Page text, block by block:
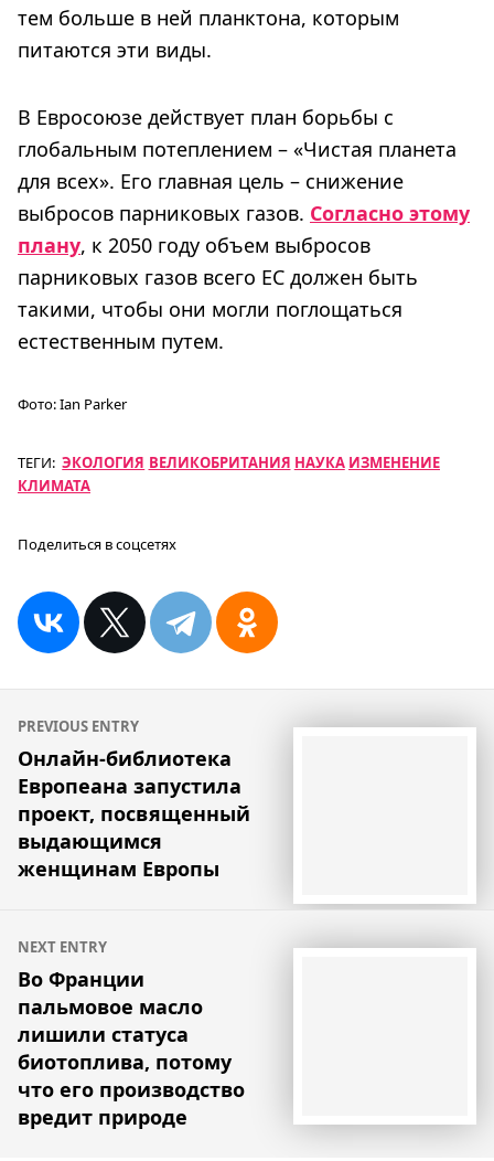
тем больше в ней планктона, которым
питаются эти виды.
В Евросоюзе действует план борьбы с
глобальным потеплением – «Чистая планета
для всех». Его главная цель – снижение
выбросов парниковых газов. Согласно этому
плану, к 2050 году объем выбросов
парниковых газов всего ЕС должен быть
такими, чтобы они могли поглощаться
естественным путем.
Фото:Ian Parker
ТЕГИ: ЭКОЛОГИЯ ВЕЛИКОБРИТАНИЯ НАУКА ИЗМЕНЕНИЕ
КЛИМАТА
Поделиться в соцсетях
Навигация
по
записям
PREVIOUS ENTRY
Онлайн-библиотека
Европеана запустила
проект, посвященный
выдающимся
женщинам Европы
NEXT ENTRY
Во Франции
пальмовое масло
лишили статуса
биотоплива, потому
что его производство
вредит природе